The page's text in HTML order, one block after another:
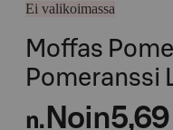
Ei valikoimassa
Moffas
Pomeranssi
n. Noin